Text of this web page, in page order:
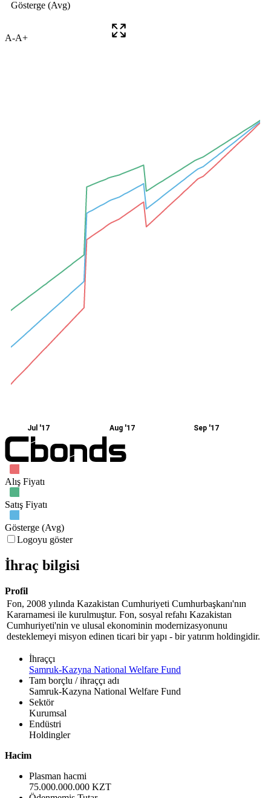
A-A+
Jul '17 Aug '17 Sep '17
Alış Fiyatı
Satış Fiyatı
Gösterge (Avg)
Logoyu göster
İhraç bilgisi
Profil
Fon, 2008 yılında Kazakistan Cumhuriyeti Cumhurbaşkanı'nın
Kararnamesi ile kurulmuştur. Fon, sosyal refahı Kazakistan
Cumhuriyeti'nin ve ulusal ekonominin modernizasyonunu
desteklemeyi misyon edinen ticari bir yapı - bir yatırım holdingidir.
İhraççı
Samruk-Kazyna National Welfare Fund
Tam borçlu / ihraççı adı
Samruk-Kazyna National Welfare Fund
Sektör
Kurumsal
Endüstri
Holdingler
Hacim
Plasman hacmi
75.000.000.000 KZT